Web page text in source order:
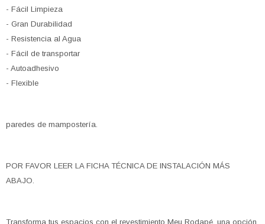
- Fácil Limpieza
- Gran Durabilidad
- Resistencia al Agua
- Fácil de transportar
- Autoadhesivo
- Flexible
paredes de mampostería.
POR FAVOR LEER LA FICHA TÉCNICA DE INSTALACIÓN MÁS
ABAJO.
Transforma tus espacios con el revestimiento Meu Rodapé, una opción